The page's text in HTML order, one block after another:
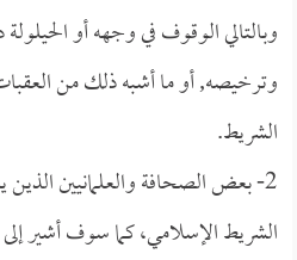
وبالتالي الوقوف في وجهه أو
وترخيصه, أو ما أشبه ذلك من
الشريط.
2- بعض الصحافة والعلمانيين
الشريط الإسلامي، كما سوف أشير